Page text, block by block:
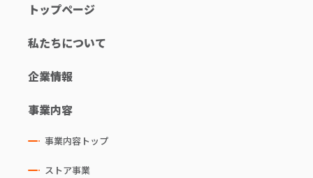
トップページ
私たちについて
企業情報
事業内容
事業内容トップ
ストア事業